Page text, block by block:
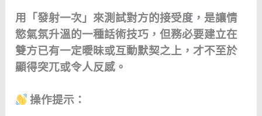
用「發射一次」來測試對方的接受度，是讓情
慾氣氛升溫的一種話術技巧，但務必要建立在
雙方已有一定曖昧或互動默契之上，才不至於
顯得突兀或令人反感。
操作提示：